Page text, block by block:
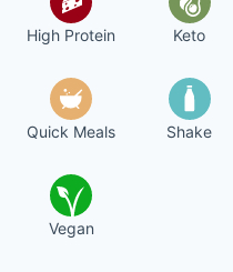
High Protein Keto
Quick Meals Shake
Vegan